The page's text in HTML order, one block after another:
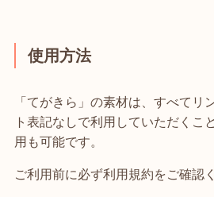
使用方法
「てがきら」の素材は、すべてリ
ト表記なしで利用していただくこ
用も可能です。
ご利用前に必ず利用規約をご確認